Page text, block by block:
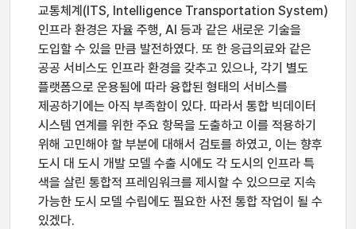
교통체계(ITS, Intelligence Transportation System)
인프라 환경은 자율 주행, AI 등과 같은 새로운 기술을
도입할 수 있을 만큼 발전하였다. 또 한 응급의료와 같은
공공 서비스도 인프라 환경을 갖추고 있으나, 각기 별도
플랫폼으로 운용됨에 따라 융합된 형태의 서비스를
제공하기에는 아직 부족함이 있다. 따라서 통합 빅데이터
시스템 연계를 위한 주요 항목을 도출하고 이를 적용하기
위해 고민해야 할 부분에 대해서 검토를 하였고, 이는 향후
도시 대 도시 개발 모델 수출 시에도 각 도시의 인프라 특
색을 살린 통합적 프레임워크를 제시할 수 있으므로 지속
가능한 도시 모델 수립에도 필요한 사전 통합 작업이 될 수
있겠다.